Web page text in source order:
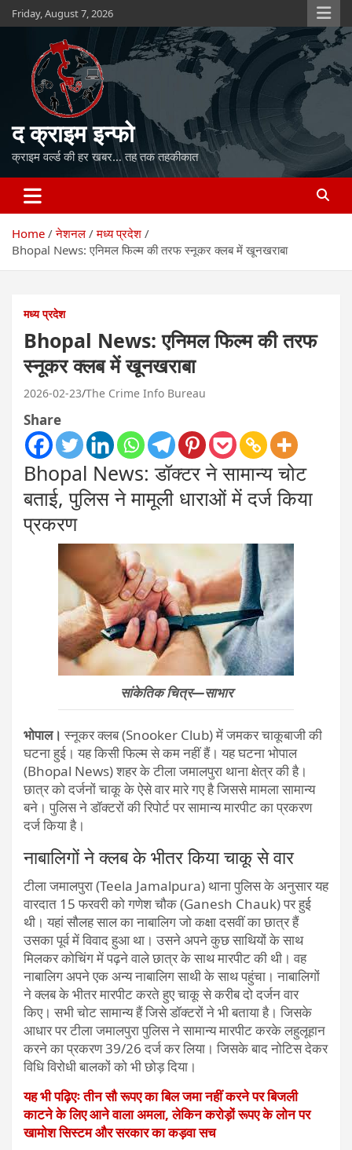
Skip
to
Friday, August 7, 2026
द क्राइम इन्फो
क्राइम वर्ल्ड की हर खबर… तह तक तहकीकात
Home नेशनल
मध्य प्रदेश
Bhopal News: एनिमल फिल्म की तरफ स्नूकर क्लब में खूनखराबा
मध्य प्रदेश
Bhopal News: एनिमल फिल्म की तरफ
स्नूकर क्लब में खूनखराबा
2026-02-23 The Crime Info Bureau
Share
Bhopal News: डॉक्टर ने सामान्य चोट
बताई, पुलिस ने मामूली धाराओं में दर्ज किया
प्रकरण
सांकेतिक चित्र—साभार
भोपाल। स्नूकर क्लब (Snooker Club) में जमकर चाकूबाजी की
घटना हुई। यह किसी फिल्म से कम नहीं हैं। यह घटना भोपाल
(Bhopal News) शहर के टीला जमालपुरा थाना क्षेत्र की है।
छात्र को दर्जनों चाकू के ऐसे वार मारे गए है जिससे मामला सामान्य
बने। पुलिस ने डॉक्टरों की रिपोर्ट पर सामान्य मारपीट का प्रकरण
दर्ज किया है।
नाबालिगों ने क्लब के भीतर किया चाकू से वार
टीला जमालपुरा (Teela Jamalpura) थाना पुलिस के अनुसार यह
वारदात 15 फरवरी को गणेश चौक (Ganesh Chauk) पर हुई
थी। यहां सौलह साल का नाबालिग जो कक्षा दसवीं का छात्र हैं
उसका पूर्व में विवाद हुआ था। उसने अपने कुछ साथियों के साथ
मिलकर कोचिंग में पढ़ने वाले छात्र के साथ मारपीट की थी। वह
नाबालिग अपने एक अन्य नाबालिग साथी के साथ पहुंचा। नाबालिगों
ने क्लब के भीतर मारपीट करते हुए चाकू से करीब दो दर्जन वार
किए। सभी चोट सामान्य हैं जिसे डॉक्टरों ने भी बताया है। जिसके
आधार पर टीला जमालपुरा पुलिस ने सामान्य मारपीट करके लहुलूहान
करने का प्रकरण 39/26 दर्ज कर लिया। जिसके बाद नोटिस देकर
विधि विरोधी बालकों को भी छोड़ दिया।
यह भी पढ़िएः तीन सौ रूपए का बिल जमा नहीं करने पर बिजली
काटने के लिए आने वाला अमला, लेकिन करोड़ों रूपए के लोन पर
खामोश सिस्टम और सरकार का कड़वा सच